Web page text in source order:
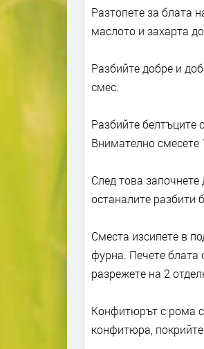
Разтопете за блата
маслото и захарта
Разбийте добре и
смес.
Разбийте белтъците
Внимателно смесете
След това
останалите разбити
Сместа изсипете в
фурна. Печете блата
разрежете на 2
Конфитюрът с рома
конфитюра,